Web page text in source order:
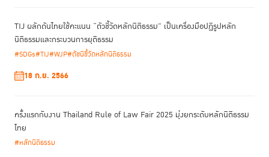
TIJ ผลักดันไทยใช้คะแนน “ตัวชี้วัดหลักนิติธรรม” เป็นเครื่องมือปฏิรูปหลัก
นิติธรรมและกระบวนการยุติธรรม
#SDGs#TIJ#WJP#ดัชนีชี้วัดหลักนิติธรรม
18 ก.ย. 2566
ครั้งแรกกับงาน Thailand Rule of Law Fair 2025 มุ่งยกระดับหลักนิติธรรม
ไทย
#หลักนิติธรรม